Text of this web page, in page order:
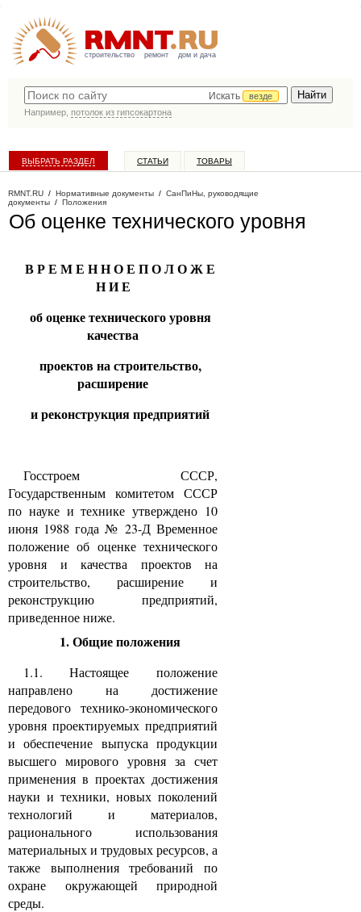
строительство ремонт дом и дача
Искать
везде
Например, потолок из гипсокартона
ВЫБРАТЬ РАЗДЕЛ СТАТЬИ ТОВАРЫ
RMNT.RU / Нормативные документы / СанПиНы, руководящие
документы / Положения
Об оценке технического уровня
В Р Е М Е Н Н О Е П О Л О Ж Е
Н И Е
об оценке технического уровня
качества
проектов на строительство,
расширение
и реконструкция предприятий
Госстроем СССР,
Государственным комитетом СССР
по науке и технике утверждено 10
июня 1988 года № 23-Д Временное
положение об оценке технического
уровня и качества проектов на
строительство, расширение и
реконструкцию предприятий,
приведенное ниже.
1. Общие положения
1.1. Настоящее положение
направлено на достижение
передового технико-экономического
уровня проектируемых предприятий
и обеспечение выпуска продукции
высшего мирового уровня за счет
применения в проектах достижения
науки и техники, новых поколений
технологий и материалов,
рационального использования
материальных и трудовых ресурсов, а
также выполнения требований по
охране окружающей природной
среды.